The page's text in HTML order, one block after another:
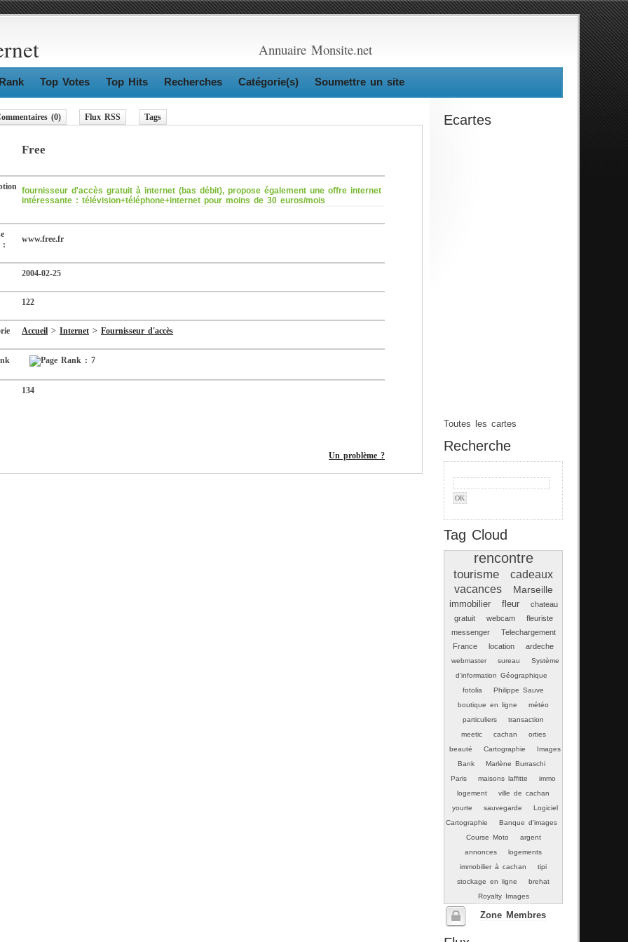
Annuaire Monsite.net
Top Votes Top Hits Recherches Catégorie(s) Soumettre un site
Ecartes
Toutes les cartes
Recherche
Tag Cloud
rencontre
tourisme
cadeaux
vacances
Marseille
immobilier fleur
chateau
gratuit
webcam
fleuriste
messenger
Telechargement
France
location ardeche
webmaster sureau
Système
d'information Géographique
fotolia
Philippe Sauve
boutique en ligne
météo
particuliers
transaction
meetic
cachan
orties
beauté
Cartographie
Images
Bank
Marlène Burraschi
Paris
maisons laffitte
immo
logement
ville de cachan
yourte
sauvegarde
Logiciel
Cartographie
Banque d'images
Course Moto
argent
annonces
logements
immobilier à cachan
tipi
stockage en ligne
brehat
Royalty Images
Zone Membres
(0) Flux RSS Tags
Free
fournisseur d'accès gratuit à internet (bas débit), propose également une offre internet
intéressante : télévision+téléphone+internet pour moins de 30 euros/mois
:
www.free.fr
2004-02-25
122
Accueil > Internet > Fournisseur d'accès
134
Un problème ?